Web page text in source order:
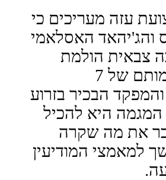
עזה מעריכים כי
והג'יהאד האסלאמי
צבאית הולמת
בתגובה על מותם של 7
הבכיר בזרוע
היא להכיל
את מה שקרה
למאמצי המודיעין